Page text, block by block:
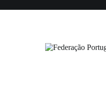
para
Início